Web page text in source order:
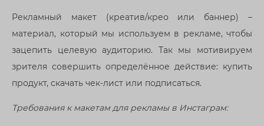
Рекламный макет (креатив/крео или баннер) –
материал, который мы используем в рекламе, чтобы
зацепить целевую аудиторию. Так мы мотивируем
зрителя совершить определённое действие: купить
продукт, скачать чек-лист или подписаться.
Требования к макетам для рекламы в Инстаграм: